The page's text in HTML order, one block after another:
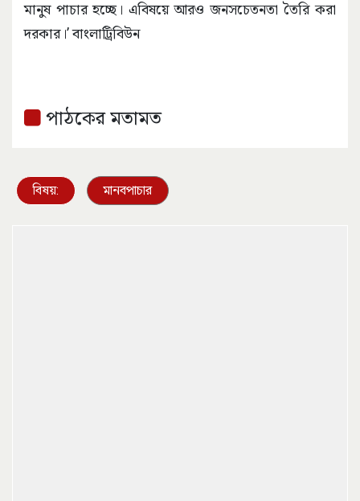
মানুষ পাচার হচ্ছে। এবিষয়ে আরও জনসচেতনতা তৈরি করা
দরকার।’ বাংলাট্রিবিউন
পাঠকের মতামত
বিষয়: মানবপাচার